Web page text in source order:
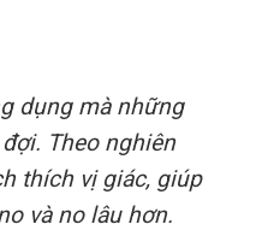
dụng mà những
Theo nghiên
thích vị giác, giúp
và no lâu hơn.